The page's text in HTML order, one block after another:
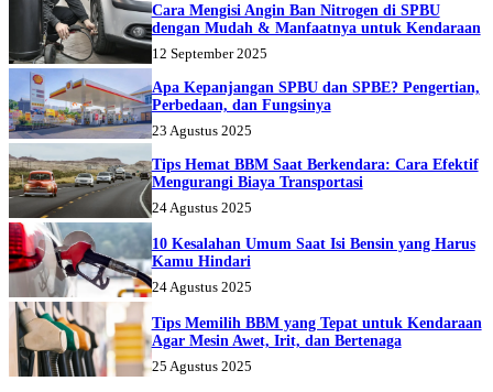
Cara Mengisi Angin Ban Nitrogen di SPBU
dengan Mudah & Manfaatnya untuk Kendaraan
12 September 2025
Apa Kepanjangan SPBU dan SPBE? Pengertian,
Perbedaan, dan Fungsinya
23 Agustus 2025
Tips Hemat BBM Saat Berkendara: Cara Efektif
Mengurangi Biaya Transportasi
24 Agustus 2025
10 Kesalahan Umum Saat Isi Bensin yang Harus
Kamu Hindari
24 Agustus 2025
Tips Memilih BBM yang Tepat untuk Kendaraan
Agar Mesin Awet, Irit, dan Bertenaga
25 Agustus 2025